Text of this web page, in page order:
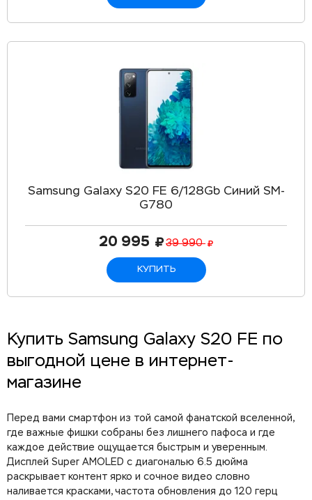
Samsung Galaxy S20 FE 6/128Gb Cиний SM-
G780
20 995 39 990
КУПИТЬ
Купить Samsung Galaxy S20 FE по
выгодной цене в интернет-
магазине
Перед вами смартфон из той самой фанатской вселенной,
где важные фишки собраны без лишнего пафоса и где
каждое действие ощущается быстрым и уверенным.
Дисплей Super AMOLED с диагональю 6.5 дюйма
раскрывает контент ярко и сочное видео словно
наливается красками, частота обновления до 120 герц